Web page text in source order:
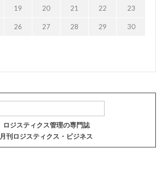
19 20 21 22 23
26 27 28 29 30
ロジスティクス管理の専門誌
月刊ロジスティクス・ビジネス